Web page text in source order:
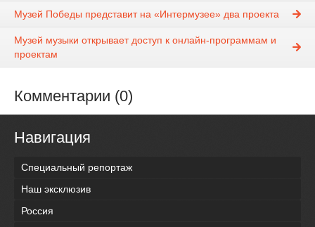
Музей Победы представит на «Интермузее» два проекта
Музей музыки открывает доступ к онлайн-программам и
проектам
Комментарии (0)
Навигация
Специальный репортаж
Наш эксклюзив
Россия